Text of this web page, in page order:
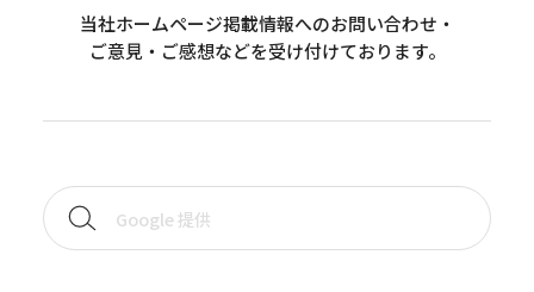
当社ホームページ掲載情報へのお問い合わせ・
ご意見・ご感想などを受け付けております。